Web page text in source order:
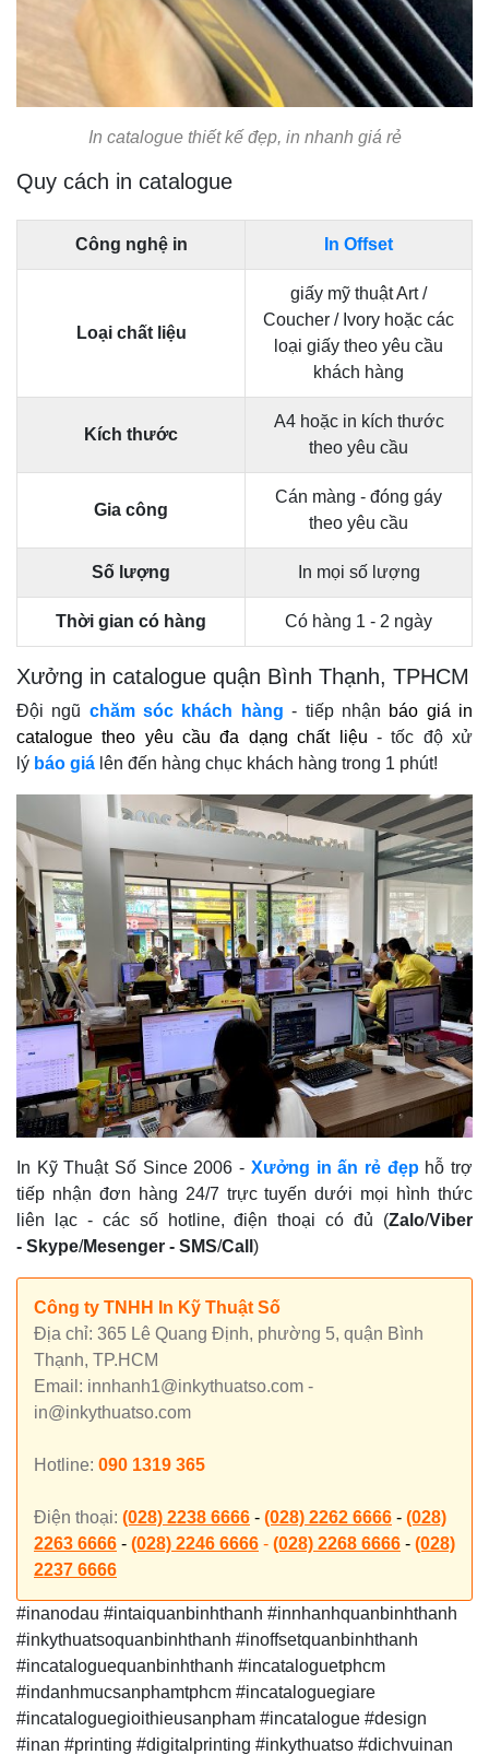
In catalogue thiết kế đẹp, in nhanh giá rẻ
Quy cách in catalogue
Công nghệ in In Offset
Loại chất liệu
giấy mỹ thuật Art /
Coucher / Ivory hoặc các
loại giấy theo yêu cầu
khách hàng
Kích thước
A4 hoặc in kích thước
theo yêu cầu
Gia công
Cán màng - đóng gáy
theo yêu cầu
Số lượng In mọi số lượng
Thời gian có hàng Có hàng 1 - 2 ngày
Xưởng in catalogue quận Bình Thạnh, TPHCM
Đội ngũ chăm sóc khách hàng - tiếp nhận báo giá in
catalogue theo yêu cầu đa dạng chất liệu - tốc độ xử
lý báo giá lên đến hàng chục khách hàng trong 1 phút!
In Kỹ Thuật Số Since 2006 - Xưởng in ấn rẻ đẹphỗ trợ
tiếp nhận đơn hàng 24/7 trực tuyến dưới mọi hình thức
liên lạc - các số hotline, điện thoại có đủ (Zalo/Viber
- Skype/Mesenger - SMS/Call )
Công ty TNHH In Kỹ Thuật Số
Địa chỉ: 365 Lê Quang Định, phường 5, quận Bình
Thạnh, TP.HCM
Email: innhanh1@inkythuatso.com -
in@inkythuatso.com
Hotline: 090 1319 365
Điện thoại: (028) 2238 6666 - (028) 2262 6666 - (028)
2263 6666 - (028) 2246 6666 - (028) 2268 6666 - (028)
2237 6666
#inanodau #intaiquanbinhthanh #innhanhquanbinhthanh
#inkythuatsoquanbinhthanh #inoffsetquanbinhthanh
#incataloguequanbinhthanh #incataloguetphcm
#indanhmucsanphamtphcm #incataloguegiare
#incataloguegioithieusanpham #incatalogue #design
#inan #printing #digitalprinting #inkythuatso #dichvuinan